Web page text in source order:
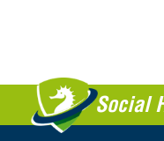
Social